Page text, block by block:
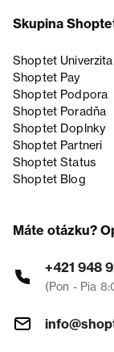
Skupina
Shoptet Univerzita
Shoptet Pay
Shoptet Podpora
Shoptet Poradňa
Shoptet Doplnky
Shoptet Partneri
Shoptet Status
Shoptet Blog
Máte otázku?
+421 948
(Pon - Pia